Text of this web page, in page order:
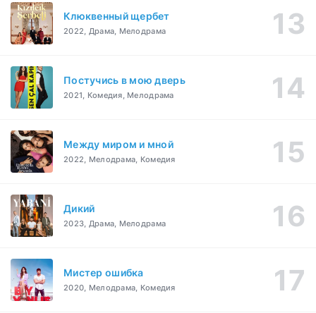
Клюквенный щербет
2022, Драма, Мелодрама
Постучись в мою дверь
2021, Комедия, Мелодрама
Между миром и мной
2022, Мелодрама, Комедия
Дикий
2023, Драма, Мелодрама
Мистер ошибка
2020, Мелодрама, Комедия